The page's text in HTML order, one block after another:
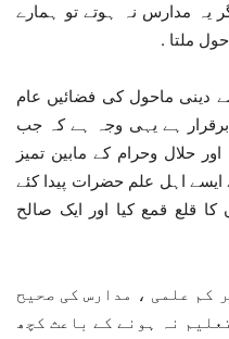
مدارس نہ ہوتے تو ہمارے
ملتا .
ماحول کی فضائیں عام
ہے یہی وجہ ہے کہ جب
حلال وحرام کے مابین تمیز
اہل علم حضرات پیدا کئے
قلع قمع کیا اور ایک صالح
کم علمی ، مدارس کی صحیح
نہ ہونے کے باعث کچھ